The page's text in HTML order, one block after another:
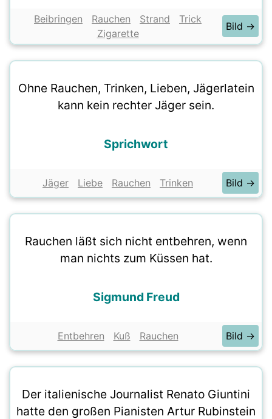
Beibringen Rauchen Strand
Trick
Zigarette
Bild →
Ohne Rauchen, Trinken, Lieben, Jägerlatein
kann kein rechter Jäger sein.
Sprichwort
Jäger Liebe Rauchen Trinken Bild →
Rauchen läßt sich nicht entbehren, wenn
man nichts zum Küssen hat.
Sigmund Freud
Entbehren Kuß Rauchen Bild →
Der italienische Journalist Renato Giuntini
hatte den großen Pianisten Artur Rubinstein